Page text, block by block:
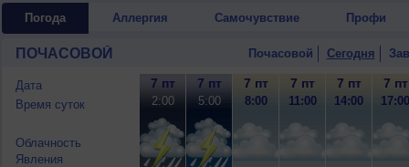
Погода Аллергия Самочувствие Профи
ПОЧАСОВОЙ Почасовой Сегодня
Дата
Время суток
Облачность
Явления
7 пт
2:00
7 пт
5:00
7 пт
8:00
7 пт
11:00
7 пт
14:00
7 пт
17:00